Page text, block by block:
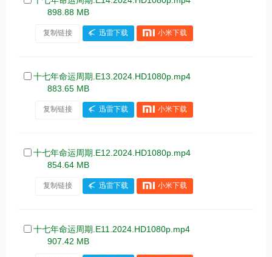
898.88 MB
复制链接 迅雷下载 小米下载
十七年命运周期.E13.2024.HD1080p.mp4
883.65 MB
复制链接 迅雷下载 小米下载
十七年命运周期.E12.2024.HD1080p.mp4
854.64 MB
复制链接 迅雷下载 小米下载
十七年命运周期.E11.2024.HD1080p.mp4
907.42 MB